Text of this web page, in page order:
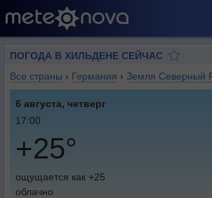
ПОГОДА В ХИЛЬДЕНЕ СЕЙЧАС
Все страны › Германия › Земля Северный
6 августа, четверг
17:00
+25°
ощущается как +25
облачно